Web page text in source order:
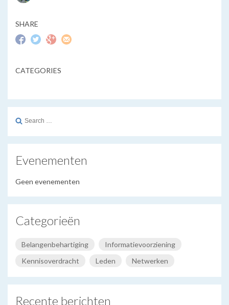
SHARE
CATEGORIES
Search
Evenementen
Geen evenementen
Categorieën
Belangenbehartiging
Informatievoorziening
Kennisoverdracht
Leden Netwerken
Recente berichten